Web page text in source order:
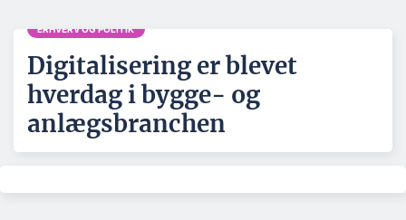
ERHVERV OG POLITIK
Digitalisering er blevet
hverdag i bygge- og
anlægsbranchen